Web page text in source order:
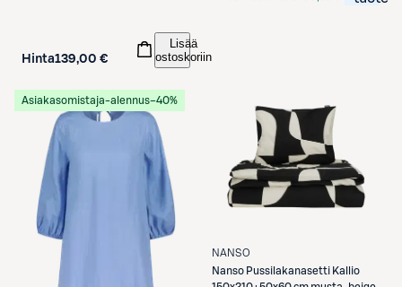
Hinta139,00 €
Lisää
ostoskoriin
Asiakasomistaja-alennus−40%
NANSO
Nanso Pussilakanasetti Kallio